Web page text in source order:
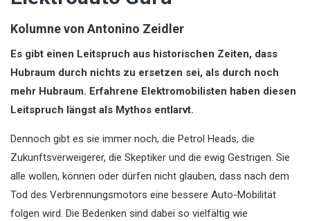
Kolumne von Antonino Zeidler
Es gibt einen Leitspruch aus historischen Zeiten, dass
Hubraum durch nichts zu ersetzen sei, als durch noch
mehr Hubraum. Erfahrene Elektromobilisten haben diesen
Leitspruch längst als Mythos entlarvt.
Dennoch gibt es sie immer noch, die Petrol Heads, die
Zukunftsverweigerer, die Skeptiker und die ewig Gestrigen. Sie
alle wollen, können oder dürfen nicht glauben, dass nach dem
Tod des Verbrennungsmotors eine bessere Auto-Mobilität
folgen wird. Die Bedenken sind dabei so vielfältig wie